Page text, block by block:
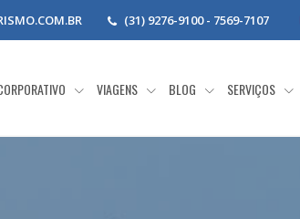
(31) 9276-9100 - 7569-7107
VIAGENS BLOG SERVIÇOS